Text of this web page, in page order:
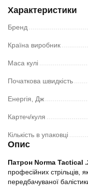
Характеристики
Бренд
Країна виробник
Маса кулі
Початкова швидкість
Енергія, Дж
Картеч/куля
Кількість в упаковці
Опис
Патрон Norma Tactical
професійних стрільців,
передбачуваної